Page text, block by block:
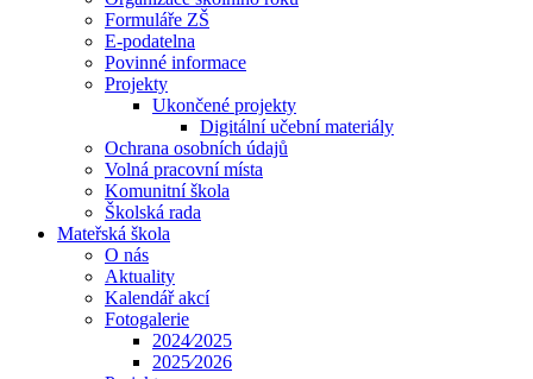
Formuláře ZŠ
E-podatelna
Povinné informace
Projekty
Ukončené projekty
Digitální učební materiály
Ochrana osobních údajů
Volná pracovní místa
Komunitní škola
Školská rada
Mateřská škola
O nás
Aktuality
Kalendář akcí
Fotogalerie
2024⁄2025
2025⁄2026